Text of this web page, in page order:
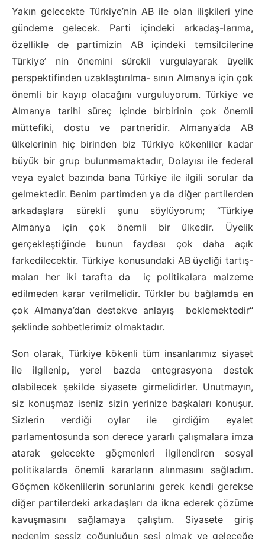
Yakın gelecekte Türkiye’nin AB ile olan ilişkileri yine
gündeme gelecek. Parti içindeki arkadaş-larıma,
özellikle de partimizin AB içindeki temsilcilerine
Türkiye’ nin önemini sürekli vurgulayarak üyelik
perspektifinden uzaklaştırılma- sının Almanya için çok
önemli bir kayıp olacağını vurguluyorum. Türkiye ve
Almanya tarihi süreç içinde birbirinin çok önemli
müttefiki, dostu ve partneridir. Almanya’da AB
ülkelerinin hiç birinden biz Türkiye kökenliler kadar
büyük bir grup bulunmamaktadır, Dolayısı ile federal
veya eyalet bazında bana Türkiye ile ilgili sorular da
gelmektedir. Benim partimden ya da diğer partilerden
arkadaşlara sürekli şunu söylüyorum; “Türkiye
Almanya için çok önemli bir ülkedir. Üyelik
gerçekleştiğinde bunun faydası çok daha açık
farkedilecektir. Türkiye konusundaki AB üyeliği tartış-
maları her iki tarafta da iç politikalara malzeme
edilmeden karar verilmelidir. Türkler bu bağlamda en
çok Almanya’dan destekve anlayış beklemektedir“
şeklinde sohbetlerimiz olmaktadır.
Son olarak, Türkiye kökenli tüm insanlarımız siyaset
ile ilgilenip, yerel bazda entegrasyona destek
olabilecek şekilde siyasete girmelidirler. Unutmayın,
siz konuşmaz iseniz sizin yerinize başkaları konuşur.
Sizlerin verdiği oylar ile girdiğim eyalet
parlamentosunda son derece yararlı çalışmalara imza
atarak gelecekte göçmenleri ilgilendiren sosyal
politikalarda önemli kararların alınmasını sağladım.
Göçmen kökenlilerin sorunlarını gerek kendi gerekse
diğer partilerdeki arkadaşları da ikna ederek çözüme
kavuşmasını sağlamaya çalıştım. Siyasete giriş
nedenim sessiz çoğunluğun sesi olmak ve geleceğe